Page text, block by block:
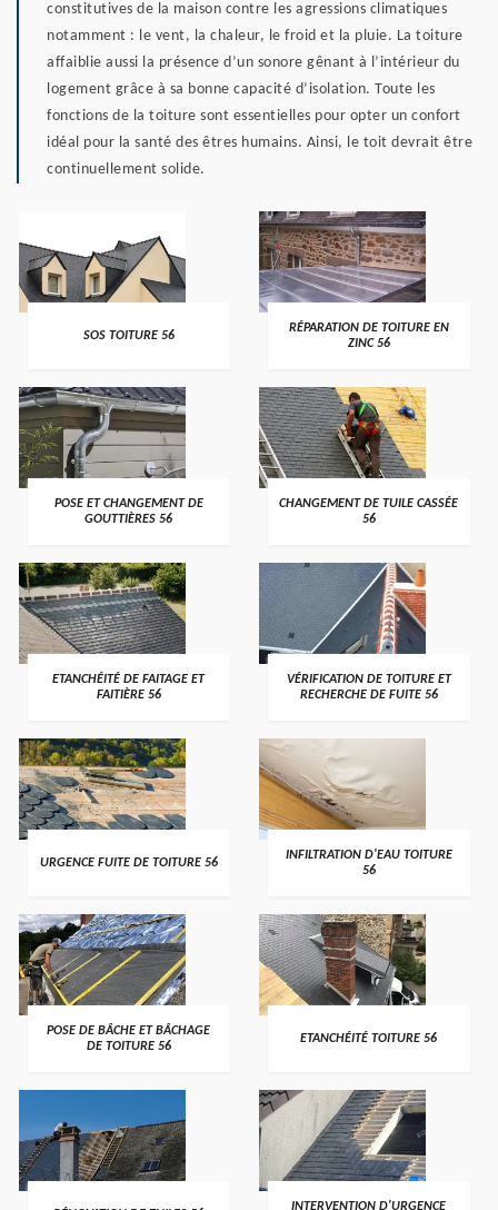
constitutives de la maison contre les agressions climatiques
notamment : le vent, la chaleur, le froid et la pluie. La toiture
affaiblie aussi la présence d’un sonore gênant à l’intérieur du
logement grâce à sa bonne capacité d’isolation. Toute les
fonctions de la toiture sont essentielles pour opter un confort
idéal pour la santé des êtres humains. Ainsi, le toit devrait être
continuellement solide.
>
SOS TOITURE 56 >
RÉPARATION DE TOITURE EN
ZINC 56
>
POSE ET CHANGEMENT DE
GOUTTIÈRES 56
>
CHANGEMENT DE TUILE CASSÉE
56
>
ETANCHÉITÉ DE FAITAGE ET
FAITIÈRE 56
>
VÉRIFICATION DE TOITURE ET
RECHERCHE DE FUITE 56
>
URGENCE FUITE DE TOITURE 56 >
INFILTRATION D'EAU TOITURE
56
>
POSE DE BÂCHE ET BÂCHAGE
DE TOITURE 56
>
ETANCHÉITÉ TOITURE 56
> >
INTERVENTION D'URGENCE